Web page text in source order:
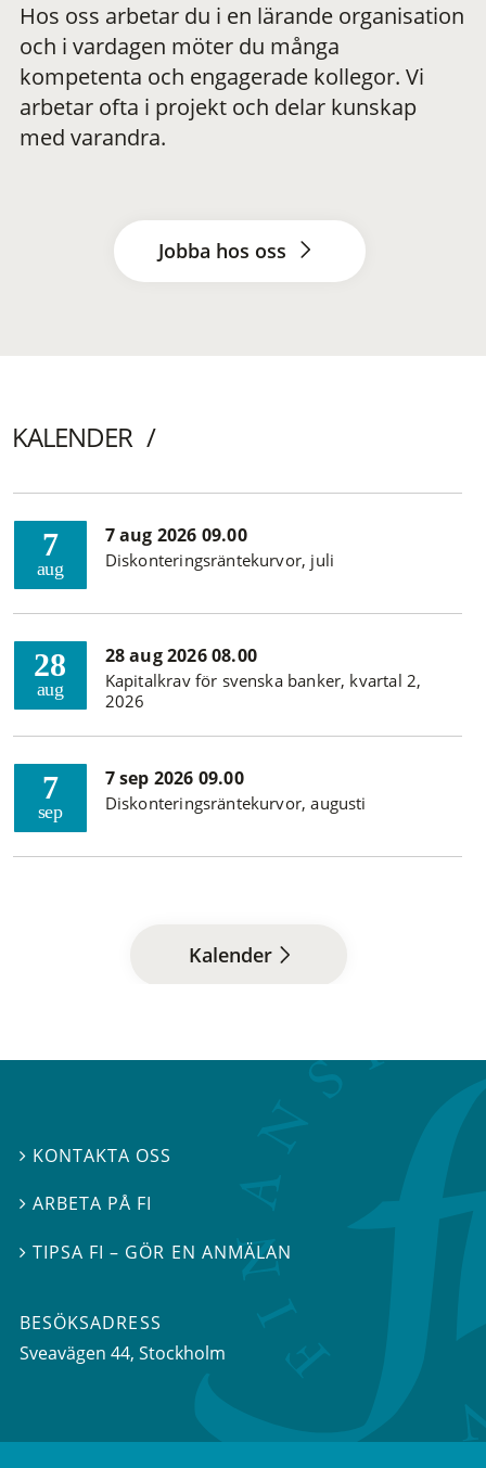
Hos oss arbetar du i en lärande organisation
och i vardagen möter du många
kompetenta och engagerade kollegor. Vi
arbetar ofta i projekt och delar kunskap
med varandra.
Jobba hos oss
KALENDER
7
aug
7 aug 2026 09.00
Diskonteringsräntekurvor, juli
28
aug
28 aug 2026 08.00
Kapitalkrav för svenska banker, kvartal 2,
2026
7
sep
7 sep 2026 09.00
Diskonteringsräntekurvor, augusti
Kalender
 KONTAKTA OSS
ARBETA PÅ FI
TIPSA FI – GÖR EN ANMÄLAN
BESÖKSADRESS
Sveavägen 44, Stockholm